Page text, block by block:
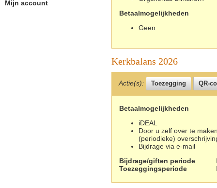
Betaalmogelijkheden
Geen
Kerkbalans 2026
Actie(s):
Betaalmogelijkheden
iDEAL
Door u zelf over te
(periodieke)
Bijdrage via e-mail
Bijdrage/giften periode
Toezeggingsperiode
Mijn account